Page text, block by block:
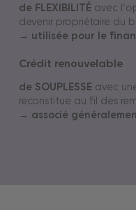
de FLEXIBILITÉ avec
devenir propriétaire du
→ utilisée pour le
Crédit renouvelable
de SOUPLESSE avec
reconstitue au fil des
→ associé